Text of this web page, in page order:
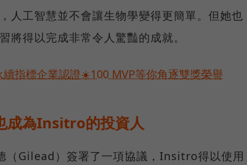
人工智慧並不會讓生物學變得更簡單。但她也
將得以完成非常令人驚豔的成就。
指標企業認證☀️100 MVP等你角逐雙獎榮譽
成為Insitro的投資人
Gilead）簽署了一項協議，Insitro得以使用